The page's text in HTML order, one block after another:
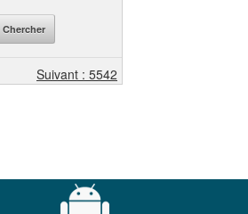
Suivant : 5542